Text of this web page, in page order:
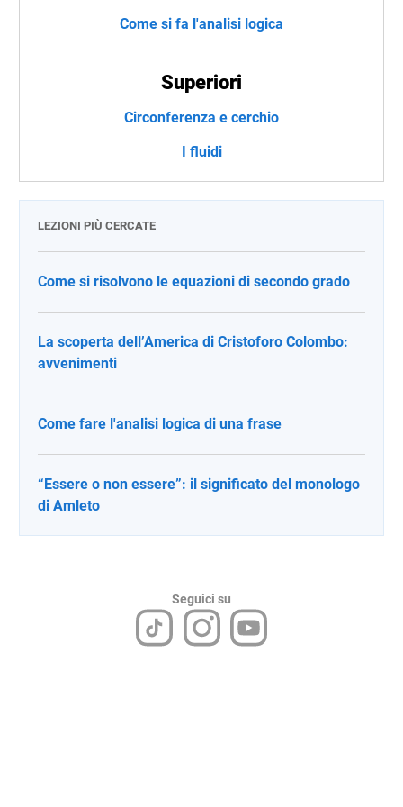
Come si fa l'analisi logica
Superiori
Circonferenza e cerchio
I fluidi
LEZIONI PIÙ CERCATE
Come si risolvono le equazioni di secondo grado
La scoperta dell’America di Cristoforo Colombo:
avvenimenti
Come fare l'analisi logica di una frase
“Essere o non essere”: il significato del monologo
di Amleto
Seguici su